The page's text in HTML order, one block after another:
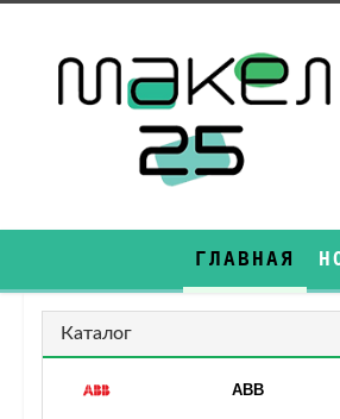
ГЛАВНАЯ
Каталог
ABB